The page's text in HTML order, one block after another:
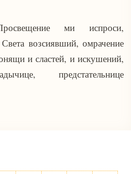
ми испроси,
возсиявший, омрачение
и сластей, и искушений,
предстательнице